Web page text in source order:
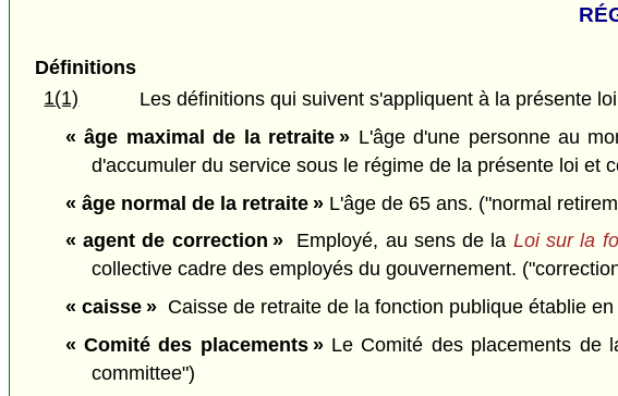
Définitions
1(1)
Les définitions qui suivent s'appliquent à la présente
« âge maximal de la retraite » L'âge d'une personne au
d'accumuler du service sous le régime de la présente loi et
« âge normal de la retraite »L'âge de 65 ans. ("normal
« agent de correction »Employé, au sens de la Loi sur la
collective cadre des employés du gouvernement.
« caisse »Caisse de retraite de la fonction publique établie
« Comité des placements »Le Comité des placements de
committee")